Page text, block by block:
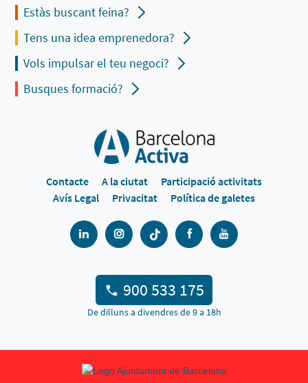
Estàs buscant feina?
Tens una idea emprenedora?
Vols impulsar el teu negoci?
Busques formació?
Contacte A la ciutat
Participació activitats
Avís Legal
Privacitat Política de galetes
900 533 175
De dilluns a divendres de 9 a 18h